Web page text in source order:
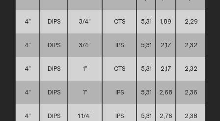
4” DIPS 3/4” CTS 5,31 1,89 2,29
4” DIPS 3/4” IPS 5,31 2,17 2,32
4” DIPS 1” CTS 5,31 2,17 2,32
4” DIPS 1” IPS 5,31 2,68 2,36
4” DIPS 1 1/4” IPS 5,31 2,76 2,38